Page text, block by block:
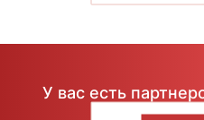
У вас есть